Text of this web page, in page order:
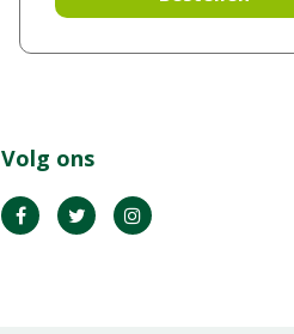
Volg ons